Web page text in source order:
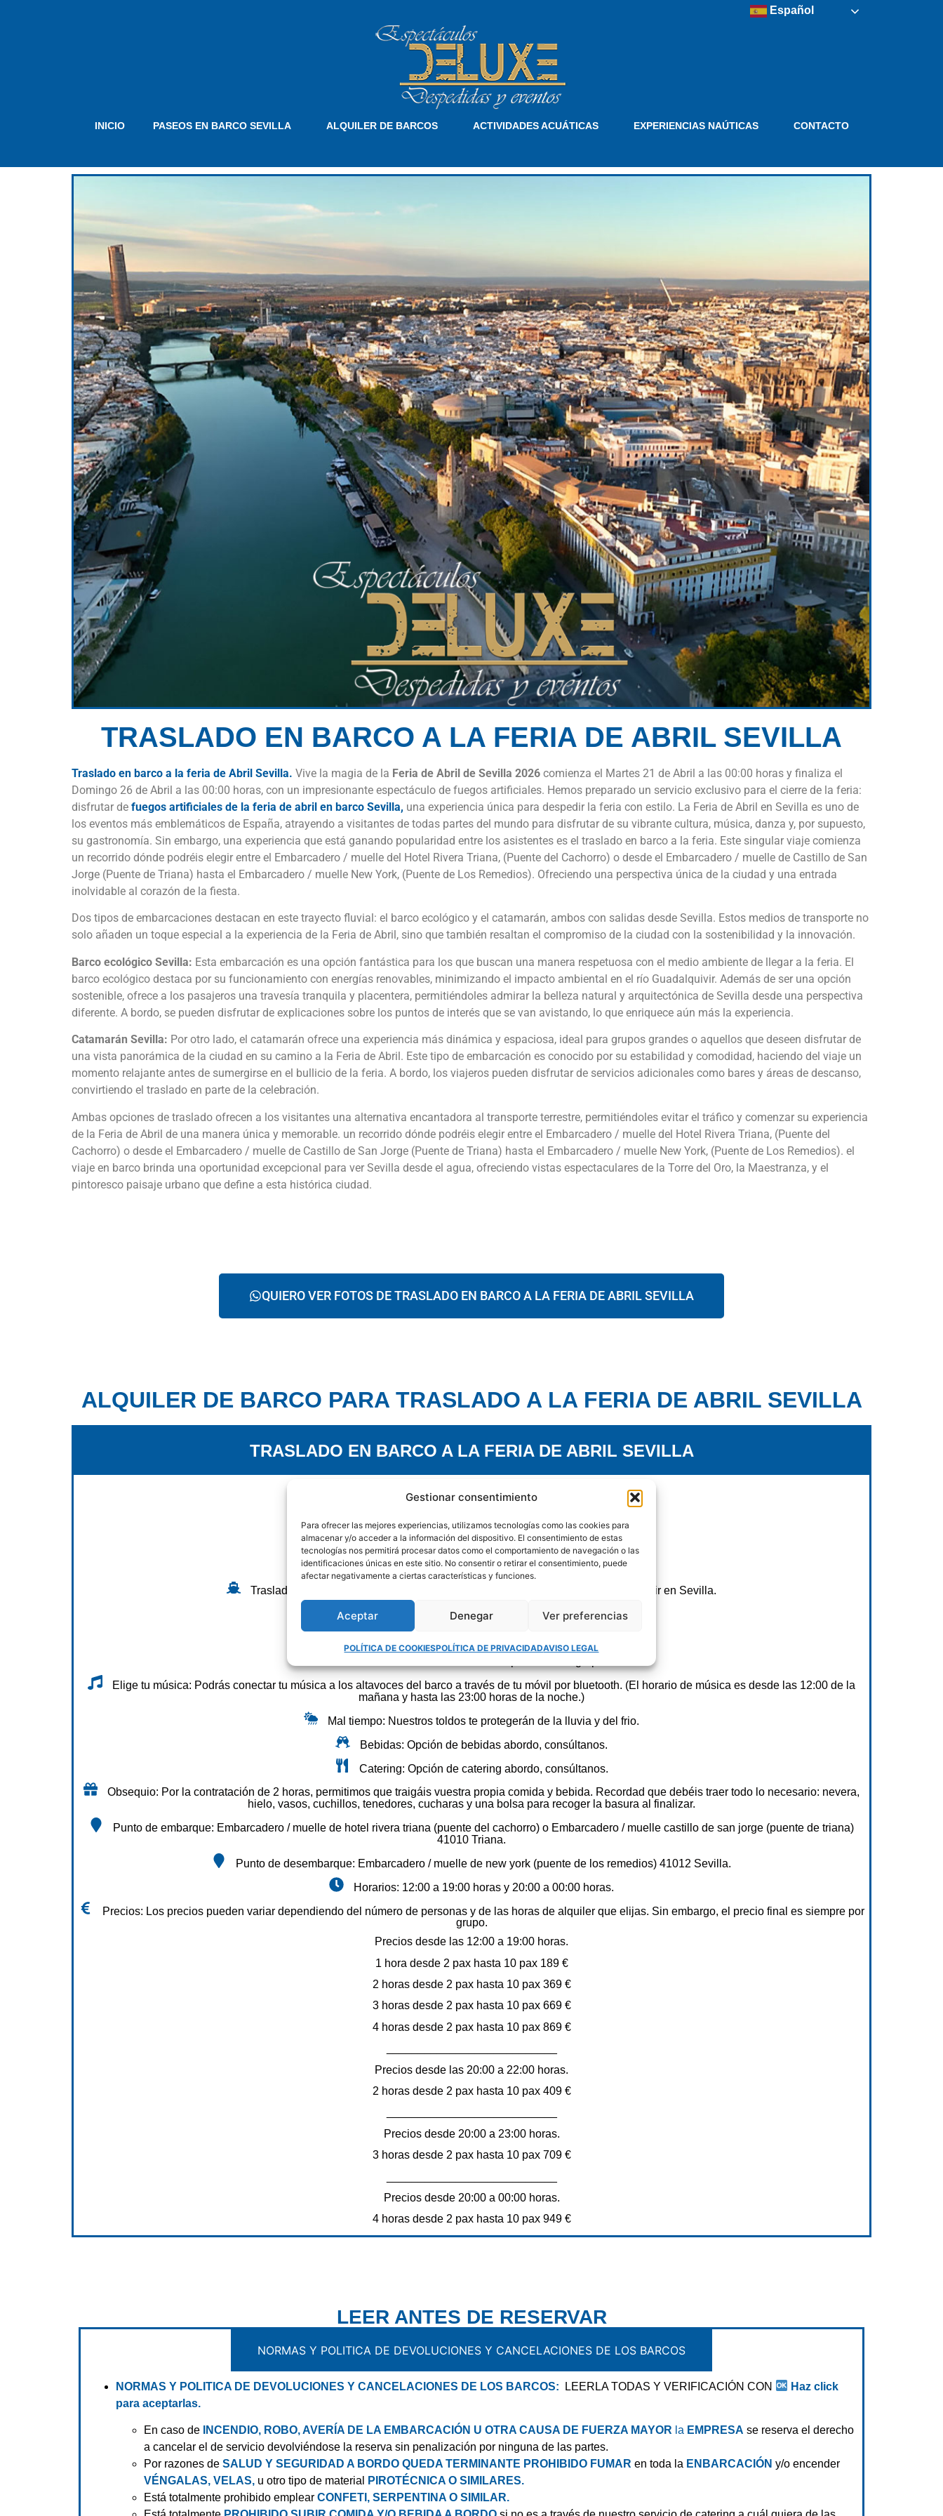
Gestionar consentimiento
Para ofrecer las mejores experiencias, utilizamos tecnologías como las cookies para
almacenar y/o acceder a la información del dispositivo. El consentimiento de estas
tecnologías nos permitirá procesar datos como el comportamiento de navegación o las
identificaciones únicas en este sitio. No consentir o retirar el consentimiento, puede
afectar negativamente a ciertas características y funciones.
Aceptar Denegar Ver preferencias
POLÍTICA DE COOKIESPOLÍTICA DE PRIVACIDADAVISO LEGAL
INICIO PASEOS EN BARCO SEVILLA ALQUILER DE BARCOS ACTIVIDADES ACUÁTICAS EXPERIENCIAS NAÚTICAS CONTACTO
TRASLADO EN BARCO A LA FERIA DE ABRIL SEVILLA
Traslado en barco a la feria de Abril Sevilla. Vive la magia de la Feria de Abril de Sevilla 2026 comienza el Martes 21 de Abril a las 00:00 horas y finaliza el
Domingo 26 de Abril a las 00:00 horas, con un impresionante espectáculo de fuegos artificiales. Hemos preparado un servicio exclusivo para el cierre de la feria:
disfrutar de fuegos artificiales de la feria de abril en barco Sevilla, una experiencia única para despedir la feria con estilo. La Feria de Abril en Sevilla es uno de
los eventos más emblemáticos de España, atrayendo a visitantes de todas partes del mundo para disfrutar de su vibrante cultura, música, danza y, por supuesto,
su gastronomía. Sin embargo, una experiencia que está ganando popularidad entre los asistentes es el traslado en barco a la feria. Este singular viaje comienza
un recorrido dónde podréis elegir entre el Embarcadero / muelle del Hotel Rivera Triana, (Puente del Cachorro) o desde el Embarcadero / muelle de Castillo de San
Jorge (Puente de Triana) hasta el Embarcadero / muelle New York, (Puente de Los Remedios). Ofreciendo una perspectiva única de la ciudad y una entrada
inolvidable al corazón de la fiesta.
Dos tipos de embarcaciones destacan en este trayecto fluvial: el barco ecológico y el catamarán, ambos con salidas desde Sevilla. Estos medios de transporte no
solo añaden un toque especial a la experiencia de la Feria de Abril, sino que también resaltan el compromiso de la ciudad con la sostenibilidad y la innovación.
Barco ecológico Sevilla: Esta embarcación es una opción fantástica para los que buscan una manera respetuosa con el medio ambiente de llegar a la feria. El
barco ecológico destaca por su funcionamiento con energías renovables, minimizando el impacto ambiental en el río Guadalquivir. Además de ser una opción
sostenible, ofrece a los pasajeros una travesía tranquila y placentera, permitiéndoles admirar la belleza natural y arquitectónica de Sevilla desde una perspectiva
diferente. A bordo, se pueden disfrutar de explicaciones sobre los puntos de interés que se van avistando, lo que enriquece aún más la experiencia.
Catamarán Sevilla: Por otro lado, el catamarán ofrece una experiencia más dinámica y espaciosa, ideal para grupos grandes o aquellos que deseen disfrutar de
una vista panorámica de la ciudad en su camino a la Feria de Abril. Este tipo de embarcación es conocido por su estabilidad y comodidad, haciendo del viaje un
momento relajante antes de sumergirse en el bullicio de la feria. A bordo, los viajeros pueden disfrutar de servicios adicionales como bares y áreas de descanso,
convirtiendo el traslado en parte de la celebración.
Ambas opciones de traslado ofrecen a los visitantes una alternativa encantadora al transporte terrestre, permitiéndoles evitar el tráfico y comenzar su experiencia
de la Feria de Abril de una manera única y memorable. un recorrido dónde podréis elegir entre el Embarcadero / muelle del Hotel Rivera Triana, (Puente del
Cachorro) o desde el Embarcadero / muelle de Castillo de San Jorge (Puente de Triana) hasta el Embarcadero / muelle New York, (Puente de Los Remedios). el
viaje en barco brinda una oportunidad excepcional para ver Sevilla desde el agua, ofreciendo vistas espectaculares de la Torre del Oro, la Maestranza, y el
pintoresco paisaje urbano que define a esta histórica ciudad.
QUIERO VER FOTOS DE TRASLADO EN BARCO A LA FERIA DE ABRIL SEVILLA
ALQUILER DE BARCO PARA TRASLADO A LA FERIA DE ABRIL SEVILLA
TRASLADO EN BARCO A LA FERIA DE ABRIL SEVILLA
189 €
Por grupo.
Traslado en barco a la feria de Abril Sevilla: Paseo en barco por el río Guadalquivir en Sevilla.
Qué incluye: Barco por el Guadalquivir de 1 hora.
Elige tu música: Podrás conectar tu música a los altavoces del barco a través de tu móvil por bluetooth. (El horario de música es desde las 12:00 de la
mañana y hasta las 23:00 horas de la noche.)
Mal tiempo: Nuestros toldos te protegerán de la lluvia y del frio.
Bebidas: Opción de bebidas abordo, consúltanos.
Catering: Opción de catering abordo, consúltanos.
Obsequio: Por la contratación de 2 horas, permitimos que traigáis vuestra propia comida y bebida. Recordad que debéis traer todo lo necesario: nevera,
hielo, vasos, cuchillos, tenedores, cucharas y una bolsa para recoger la basura al finalizar.
Punto de embarque: Embarcadero / muelle de hotel rivera triana (puente del cachorro) o Embarcadero / muelle castillo de san jorge (puente de triana)
41010 Triana.
Punto de desembarque: Embarcadero / muelle de new york (puente de los remedios) 41012 Sevilla.
Horarios: 12:00 a 19:00 horas y 20:00 a 00:00 horas.
Precios: Los precios pueden variar dependiendo del número de personas y de las horas de alquiler que elijas. Sin embargo, el precio final es siempre por
grupo.
Precios desde las 12:00 a 19:00 horas.
1 hora desde 2 pax hasta 10 pax 189 €
2 horas desde 2 pax hasta 10 pax 369 €
3 horas desde 2 pax hasta 10 pax 669 €
4 horas desde 2 pax hasta 10 pax 869 €
Precios desde las 20:00 a 22:00 horas.
2 horas desde 2 pax hasta 10 pax 409 €
Precios desde 20:00 a 23:00 horas.
3 horas desde 2 pax hasta 10 pax 709 €
Precios desde 20:00 a 00:00 horas.
4 horas desde 2 pax hasta 10 pax 949 €
LEER ANTES DE RESERVAR
NORMAS Y POLITICA DE DEVOLUCIONES Y CANCELACIONES DE LOS BARCOS
NORMAS Y POLITICA DE DEVOLUCIONES Y CANCELACIONES DE LOS BARCOS: LEERLA TODAS Y VERIFICACIÓN CON
Haz click
para aceptarlas.
En caso de INCENDIO, ROBO, AVERÍA DE LA EMBARCACIÓN U OTRA CAUSA DE FUERZA MAYOR la EMPRESA se reserva el derecho
a cancelar el de servicio devolviéndose la reserva sin penalización por ninguna de las partes.
Por razones de SALUD Y SEGURIDAD A BORDO QUEDA TERMINANTE PROHIBIDO FUMAR en toda la ENBARCACIÓN y/o encender
VÉNGALAS, VELAS, u otro tipo de material
PIROTÉCNICA O SIMILARES.
Está totalmente prohibido emplear CONFETI, SERPENTINA O SIMILAR.
Español